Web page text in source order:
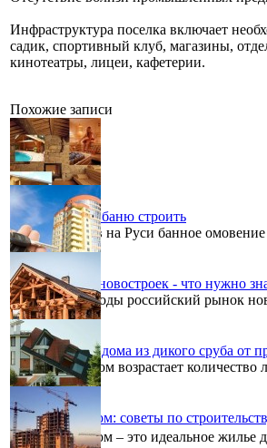
Инфраструктура поселка включает
садик, спортивный клуб, магазины,
кинотеатры, лицеи, кафетерии.
Похожие записи
Что нам стоит баню строить
Испокон веков на Руси банное
Перспективы новостроек - что нужно
В последние годы российский рынок
Качественные дома из дикого сруба от
С каждым годом возрастает
Загородный дом: советы по
Загородный дом – это идеальное жилье